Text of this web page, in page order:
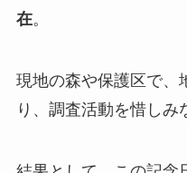
在。
現地の森や保護区で、
り、調査活動を惜しみ